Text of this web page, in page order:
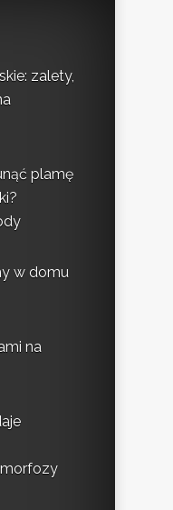
zalety,
plamę
w domu
na